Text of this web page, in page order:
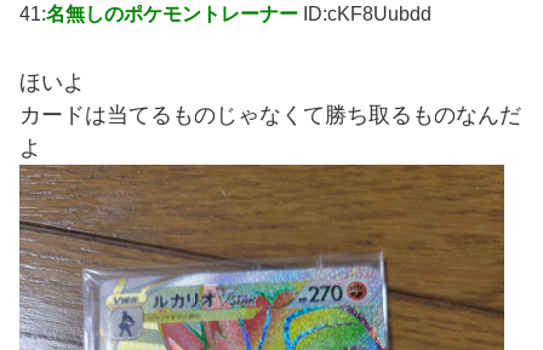
41:名無しのポケモントレーナー ID:cKF8Uubdd
ほいよ
カードは当てるものじゃなくて勝ち取るものなんだ
よ